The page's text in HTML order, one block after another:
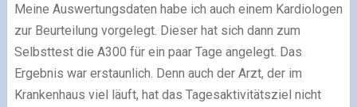
Meine Auswertungsdaten habe ich auch einem Kardiologen
zur Beurteilung vorgelegt. Dieser hat sich dann zum
Selbsttest die A300 für ein paar Tage angelegt. Das
Ergebnis war erstaunlich. Denn auch der Arzt, der im
Krankenhaus viel läuft, hat das Tagesaktivitätsziel nicht